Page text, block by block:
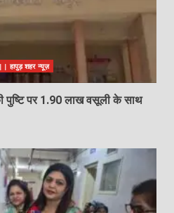
शहर न्यूज़
पुष्टि पर 1.90 लाख वसूली के साथ